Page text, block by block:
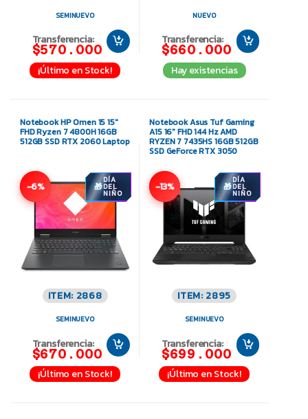
SEMINUEVO
Transferencia:
$570.000
¡Último en Stock!
NUEVO
Transferencia:
$660.000
Hay existencias
Notebook HP Omen 15 15″
FHD Ryzen 7 4800H 16GB
512GB SSD RTX 2060 Laptop
-6% DÍA
DEL
NIÑO
ITEM: 2868
SEMINUEVO
Transferencia:
$670.000
¡Último en Stock!
Notebook Asus Tuf Gaming
A15 16″ FHD 144 Hz AMD
RYZEN 7 7435HS 16GB 512GB
SSD GeForce RTX 3050
-13% DÍA
DEL
NIÑO
ITEM: 2895
SEMINUEVO
Transferencia:
$699.000
¡Último en Stock!